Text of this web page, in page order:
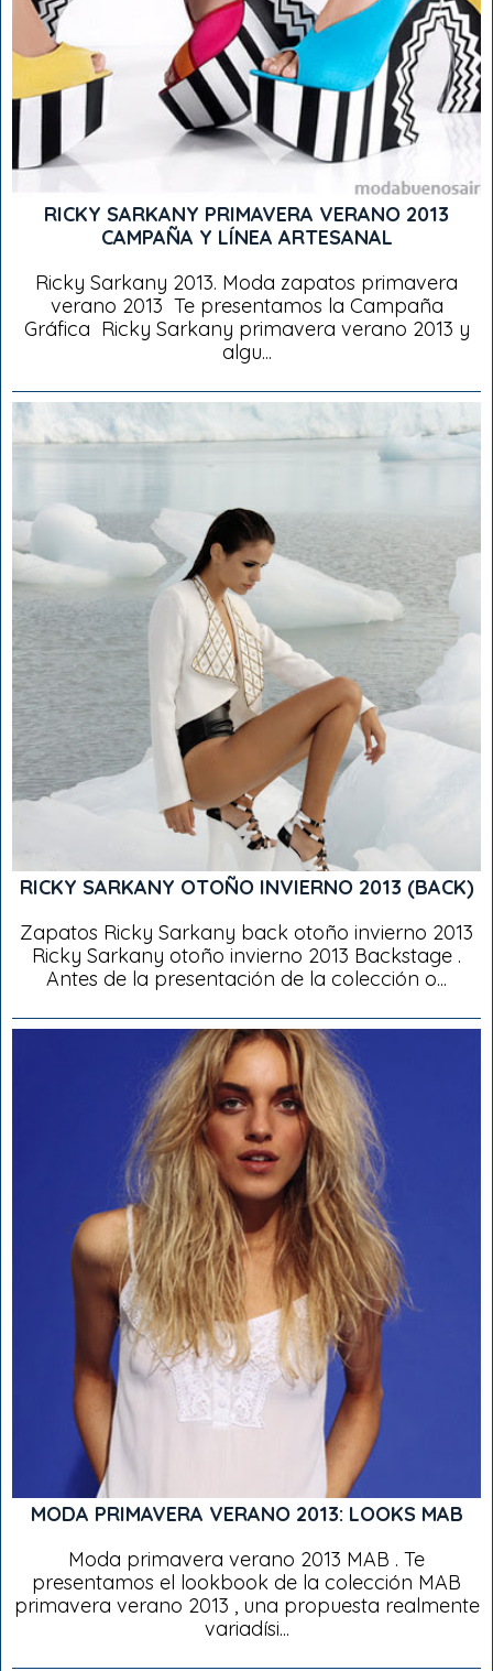
RICKY SARKANY PRIMAVERA VERANO 2013
CAMPAÑA Y LÍNEA ARTESANAL
Ricky Sarkany 2013. Moda zapatos primavera
verano 2013 Te presentamos la Campaña
Gráfica Ricky Sarkany primavera verano 2013 y
algu...
RICKY SARKANY OTOÑO INVIERNO 2013 (BACK)
Zapatos Ricky Sarkany back otoño invierno 2013
Ricky Sarkany otoño invierno 2013 Backstage .
Antes de la presentación de la colección o...
MODA PRIMAVERA VERANO 2013: LOOKS MAB
Moda primavera verano 2013 MAB . Te
presentamos el lookbook de la colección MAB
primavera verano 2013 , una propuesta realmente
variadísi...